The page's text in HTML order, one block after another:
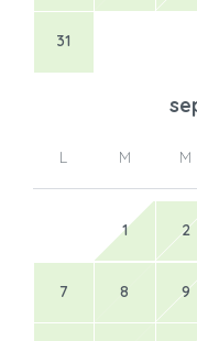
31
L M M
1 2
7 8 9